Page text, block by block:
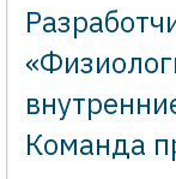
Команда